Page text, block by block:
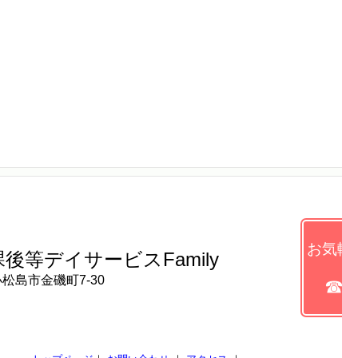
後等デイサービス Family
島市金磯町7-30
お気
☎